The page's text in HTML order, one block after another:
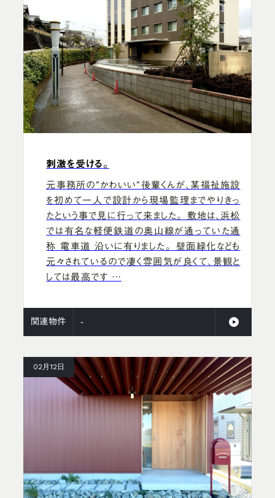
刺激を受ける。
元事務所の”かわいい”後輩くんが、某福祉施設
を初めて一人で設計から現場監理までやりきっ
たという事で見に行って来ました。 敷地は、浜松
では有名な軽便鉄道の奥山線が通っていた通
称 電車道 沿いに有りました。 壁面緑化なども
元々されているので凄く雰囲気が良くて、景観と
しては最高です …
関連物件 -
02月12日